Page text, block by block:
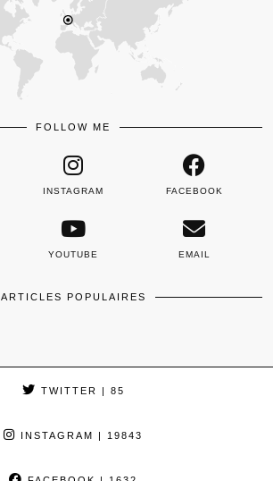
FOLLOW ME
INSTAGRAM FACEBOOK
YOUTUBE EMAIL
ARTICLES POPULAIRES
TWITTER | 85
INSTAGRAM | 19843